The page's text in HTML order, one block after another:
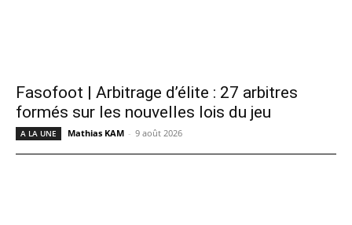
Fasofoot | Arbitrage d’élite : 27 arbitres
formés sur les nouvelles lois du jeu
A LA UNE Mathias KAM - 9 août 2026